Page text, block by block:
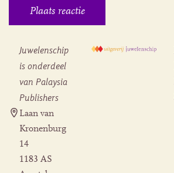
Juwelenschip
is onderdeel
van Palaysia
Publishers
Laan van
Kronenburg
14
1183 AS